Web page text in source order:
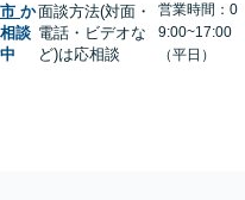
か
談
面談方法(対面・
電話・ビデオな
ど)は応相談
営業時間：0
9:00~17:00
（平日）